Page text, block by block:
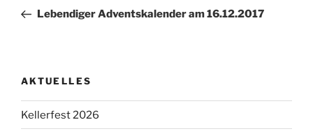
Beitrag
Lebendiger Adventskalender am 16.12.2017
AKTUELLES
Kellerfest 2026